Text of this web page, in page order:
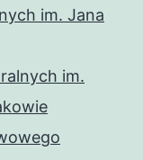
im. Jana
im.